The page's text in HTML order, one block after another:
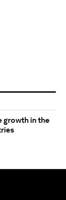
growth in the